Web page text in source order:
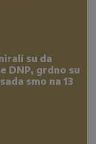
su da
DNP, grdno su
smo na 13